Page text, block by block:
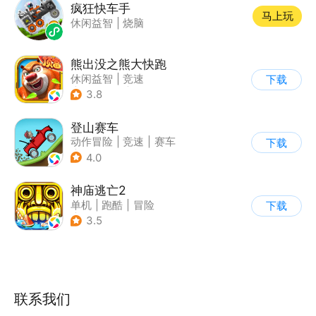
疯狂快车手
休闲益智 烧脑
马上玩
熊出没之熊大快跑
休闲益智
竞速
| 动漫改编
3.8
下载
登山赛车
动作冒险 竞速
赛车
| 卡通
4.0
下载
神庙逃亡2
单机 跑酷
冒险
| 欧美风
3.5
下载
联系我们